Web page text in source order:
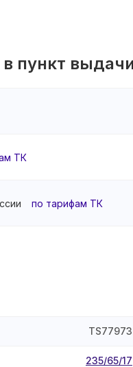
пункт
ТК
по тарифам ТК
TS77973
235/65/17